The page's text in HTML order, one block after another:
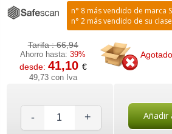
n° 8 más vendido de marca
n° 2 más vendido de su clase
Tarifa :66,94
Ahorro hasta:39%
desde: 41,10 €
49,73 con Iva
Agotado
- + Añadir